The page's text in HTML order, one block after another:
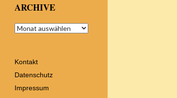
ARCHIVE
Archive
Kontakt
Datenschutz
Impressum